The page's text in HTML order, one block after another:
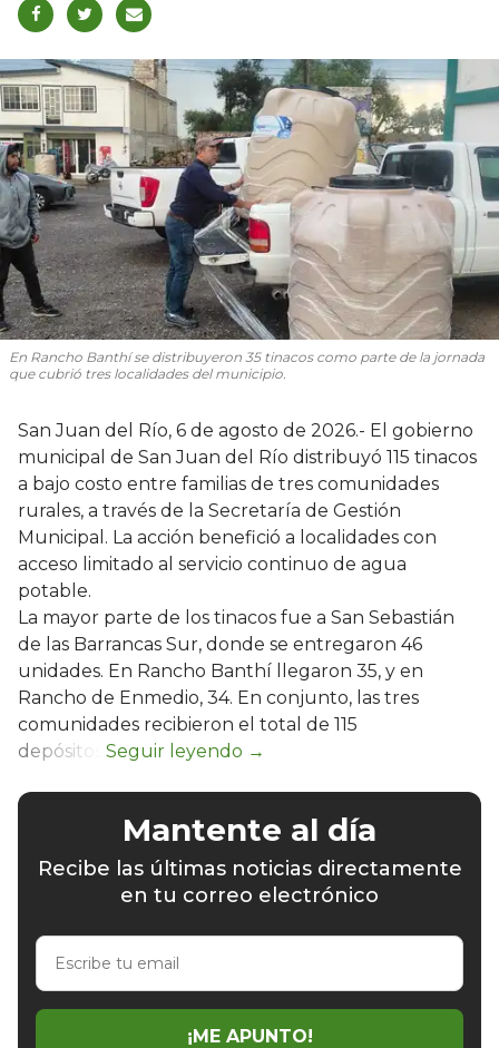
En Rancho Banthí se distribuyeron 35 tinacos como parte de la jornada
que cubrió tres localidades del municipio.
San Juan del Río, 6 de agosto de 2026.- El gobierno
municipal de San Juan del Río distribuyó 115 tinacos
a bajo costo entre familias de tres comunidades
rurales, a través de la Secretaría de Gestión
Municipal. La acción benefició a localidades con
acceso limitado al servicio continuo de agua
potable.
La mayor parte de los tinacos fue a San Sebastián
de las Barrancas Sur, donde se entregaron 46
unidades. En Rancho Banthí llegaron 35, y en
Rancho de Enmedio, 34. En conjunto, las tres
comunidades recibieron el total de 115
depósitos.
Mantente al día
Recibe las últimas noticias directamente
en tu correo electrónico
Escribe
email
¡ME APUNTO!